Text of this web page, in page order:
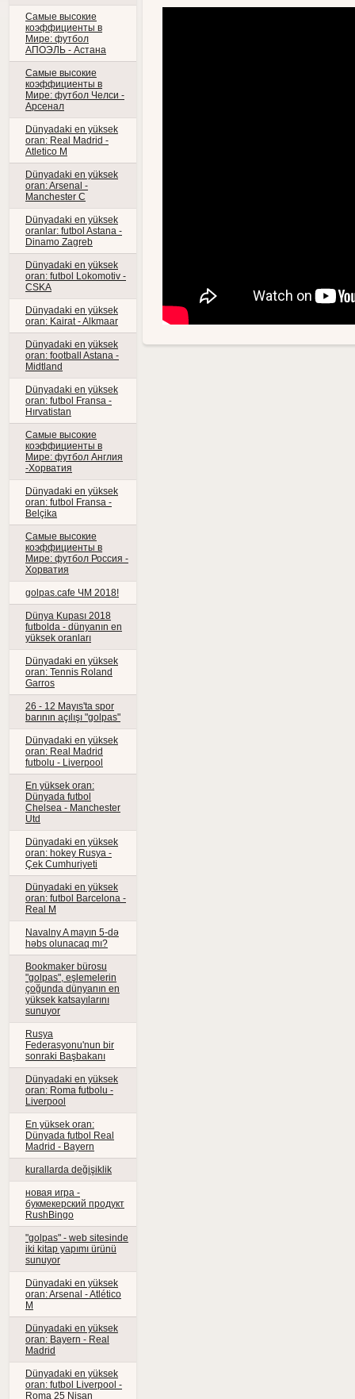
Самые высокие
коэффициенты в
Мире: футбол
АПОЭЛЬ - Астана
Самые высокие
коэффициенты в
Мире: футбол Челси -
Арсенал
Dünyadaki en yüksek
oran: Real Madrid -
Atletico M
Dünyadaki en yüksek
oran: Arsenal -
Manchester C
Dünyadaki en yüksek
oranlar: futbol Astana -
Dinamo Zagreb
Dünyadaki en yüksek
oran: futbol Lokomotiv -
CSKA
Dünyadaki en yüksek
oran: Kairat - Alkmaar
Dünyadaki en yüksek
oran: football Astana -
Midtland
Dünyadaki en yüksek
oran: futbol Fransa -
Hırvatistan
Самые высокие
коэффициенты в
Мире: футбол Англия
-Хорватия
Dünyadaki en yüksek
oran: futbol Fransa -
Belçika
Самые высокие
коэффициенты в
Мире: футбол Россия -
Хорватия
golpas.cafe ЧМ 2018!
Dünya Kupası 2018
futbolda - dünyanın en
yüksek oranları
Dünyadaki en yüksek
oran: Tennis Roland
Garros
26 - 12 Mayıs'ta spor
barının açılışı "golpas"
Dünyadaki en yüksek
oran: Real Madrid
futbolu - Liverpool
En yüksek oran:
Dünyada futbol
Chelsea - Manchester
Utd
Dünyadaki en yüksek
oran: hokey Rusya -
Çek Cumhuriyeti
Dünyadaki en yüksek
oran: futbol Barcelona -
Real M
Navalny A mayın 5-də
həbs olunacaq mı?
Bookmaker bürosu
"golpas", eşlemelerin
çoğunda dünyanın en
yüksek katsayılarını
sunuyor
Rusya
Federasyonu'nun bir
sonraki Başbakanı
Dünyadaki en yüksek
oran: Roma futbolu -
Liverpool
En yüksek oran:
Dünyada futbol Real
Madrid - Bayern
kurallarda değişiklik
новая игра -
букмекерский продукт
RushBingo
"golpas" - web sitesinde
iki kitap yapımı ürünü
sunuyor
Dünyadaki en yüksek
oran: Arsenal - Atlético
M
Dünyadaki en yüksek
oran: Bayern - Real
Madrid
Dünyadaki en yüksek
oran: futbol Liverpool -
Roma 25 Nisan